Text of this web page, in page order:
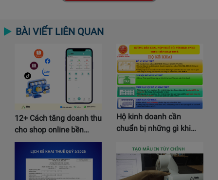
BÀI VIẾT LIÊN QUAN
12+ Cách tăng doanh thu
cho shop online bền…
Hộ kinh doanh cần
chuẩn bị những gì khi…